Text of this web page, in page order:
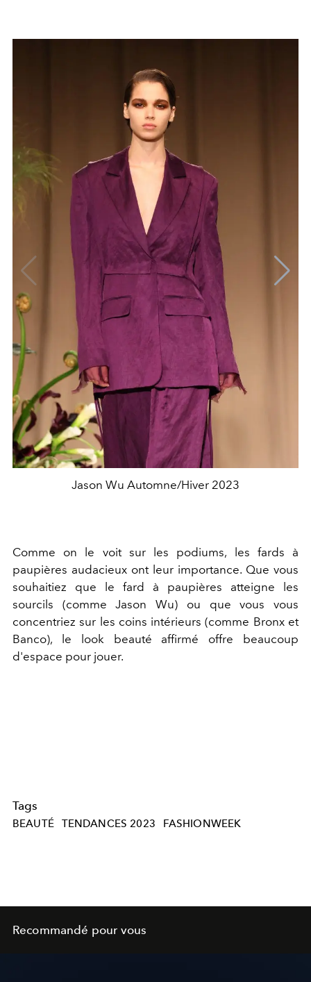
Jason Wu Automne/Hiver 2023
Comme on le voit sur les podiums, les fards à
paupières audacieux ont leur importance. Que vous
souhaitiez que le fard à paupières atteigne les
sourcils (comme Jason Wu) ou que vous vous
concentriez sur les coins intérieurs (comme Bronx et
Banco), le look beauté affirmé offre beaucoup
d'espace pour jouer.
Tags
BEAUTÉ TENDANCES 2023 FASHIONWEEK
Recommandé pour vous